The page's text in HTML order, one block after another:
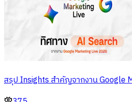
สรุป Insights สำคัญจากงาน Google